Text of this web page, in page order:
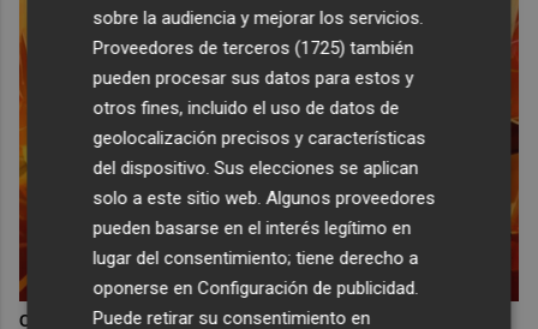
Corepunk MMORPG
sobre la audiencia y mejorar los servicios.
Proveedores de terceros (1725) también
pueden procesar sus datos para estos y
otros fines, incluido el uso de datos de
geolocalización precisos y características
del dispositivo. Sus elecciones se aplican
solo a este sitio web. Algunos proveedores
pueden basarse en el interés legítimo en
lugar del consentimiento; tiene derecho a
oponerse enConfiguración de publicidad
Puede retirar su consentimiento en